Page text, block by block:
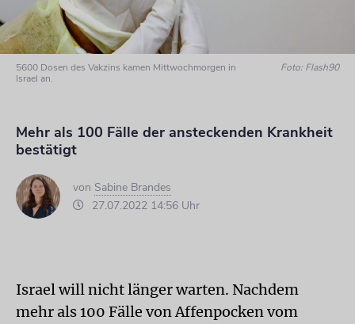
5600 Dosen des Vakzins kamen Mittwochmorgen in
Israel an.
Foto: Flash90
Mehr als 100 Fälle der ansteckenden Krankheit
bestätigt
von Sabine Brandes
27.07.2022 14:56 Uhr
Israel will nicht länger warten. Nachdem
mehr als 100 Fälle von Affenpocken vom